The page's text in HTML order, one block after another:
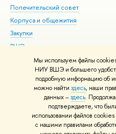
Мы используем файлы
НИУ ВШЭ и большего
подробную информацию об
можно найти здесь, наши
данных –здесь.
подтверждаете, что
использовании файлов
с нашими правилами
Попечительский совет
Корпуса и общежития
Закупки
ВШЭ для студентов с
здоровья и инвалидностью
Версия для слабовидящих
Единая платежная страница
© НИУ ВШЭ 1993–2026 Адреса и
материалов Политика